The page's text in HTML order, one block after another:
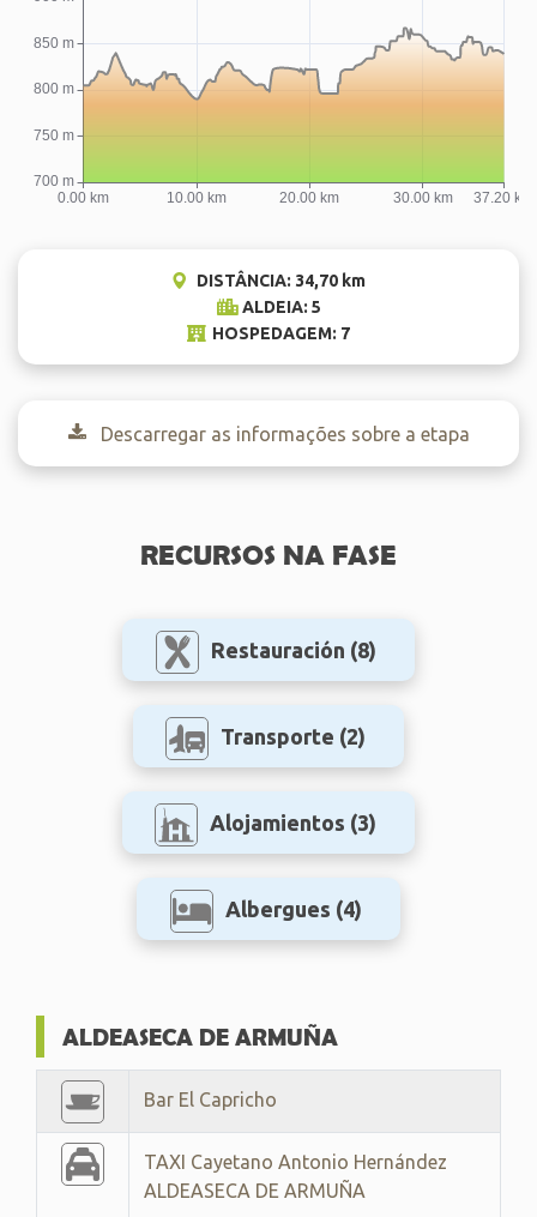
DISTÂNCIA: 34,70 km
ALDEIA: 5
HOSPEDAGEM: 7
Descarregar as informações sobre a etapa
RECURSOS NA FASE
Restauración (8)
Transporte (2)
Alojamientos (3)
Albergues (4)
ALDEASECA DE ARMUÑA
Bar El Capricho
TAXI Cayetano Antonio Hernández
ALDEASECA DE ARMUÑA